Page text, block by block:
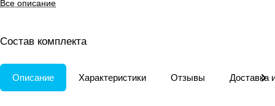
Все описание
Состав комплекта
Описание Характеристики Отзывы Доставка